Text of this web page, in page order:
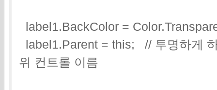
label1.BackColor =
label1.Parent = this; // 투명하게
위 컨트롤 이름